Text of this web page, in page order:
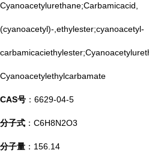
Cyanoacetylurethane;Carbamicacid,
(cyanoacetyl)-,ethylester;cyanoacetyl-
Cyanoacetylethylcarbamate
CAS号 ：6629-04-5
分子式 ：C6H8N2O3
分子量 ：156.14